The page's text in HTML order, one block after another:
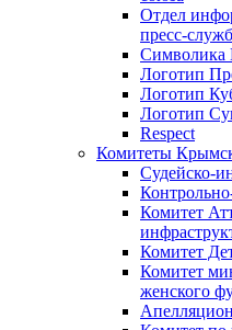
Отдел
пресс-
Символика
Логотип
Логотип
Логотип
Respect
Комитеты
Судейско-
Комитет
Комитет
Комитет
женского